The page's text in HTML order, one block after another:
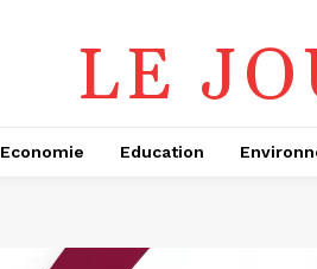
LE
Economie Education